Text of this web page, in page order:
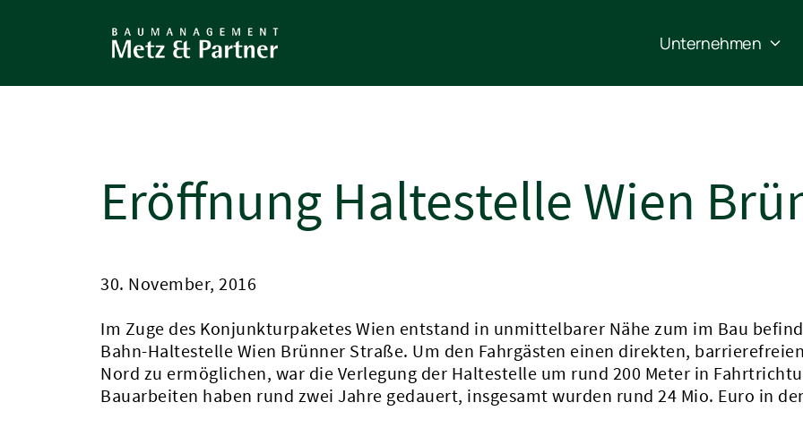
Unternehmen
Eröffnung Haltestelle Wien
30. November, 2016
Im Zuge des Konjunkturpaketes Wien entstand in unmittelbarer Nähe zum im Bau
Bahn-Haltestelle Wien Brünner Straße. Um den Fahrgästen einen direkten,
Nord zu ermöglichen, war die Verlegung der Haltestelle um rund 200 Meter in
Bauarbeiten haben rund zwei Jahre gedauert, insgesamt wurden rund 24 Mio. Euro in